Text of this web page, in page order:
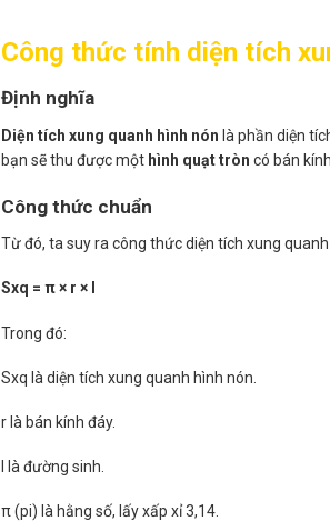
Công thức tính diện tích
Định nghĩa
Diện tích xung quanh hình nón là phần diện
bạn sẽ thu được một hình quạt tròn có bán
Công thức chuẩn
Từ đó, ta suy ra công thức diện tích xung
Sxq = π × r × l
Trong đó:
Sxq là diện tích xung quanh hình nón.
r là bán kính đáy.
l là đường sinh.
π (pi) là hằng số, lấy xấp xỉ 3,14.